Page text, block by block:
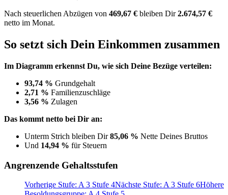
Nach steuerlichen Abzügen von 469,67 € bleiben Dir2.674,57 €
netto im Monat.
So setzt sich Dein Einkommen zusammen
Im Diagramm erkennst Du, wie sich Deine Bezüge verteilen:
93,74 % Grundgehalt
2,71 % Familienzuschläge
3,56 % Zulagen
Das kommt netto bei Dir an:
Unterm Strich bleiben Dir85,06 % Nette Deines Bruttos
Und 14,94 % für Steuern
Angrenzende Gehaltsstufen
Vorherige Stufe: A 3 Stufe 4Nächste Stufe: A 3 Stufe 6Höhere